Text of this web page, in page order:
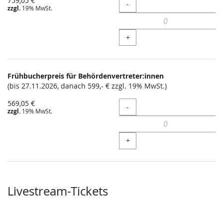
zzgl. 19% MwSt. -
+
Frühbucherpreis für Behördenvertreter:innen
(bis 27.11.2026, danach 599,- € zzgl. 19% MwSt.)
569,05 €
zzgl. 19% MwSt. Menge
-
+
Livestream-Tickets